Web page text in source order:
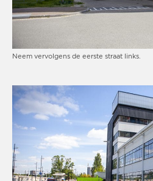
Neem vervolgens de eerste straat links.